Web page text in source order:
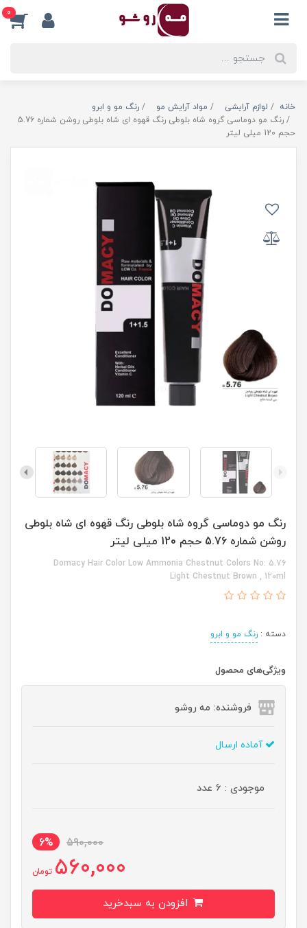
0
خانه لوازم آرایشی مواد آرایش مو
رنگ مو و ابرو
رنگ مو دوماسی گروه شاه بلوطی رنگ قهوه ای شاه بلوطی روشن شماره 5.76
حجم 120 میلی لیتر
رنگ مو دوماسی گروه شاه بلوطی رنگ قهوه ای شاه بلوطی
روشن شماره 5.76 حجم 120 میلی لیتر
Domacy Hair Color Low Ammonia Chestnut Colors No: 5.76
Light Chestnut Brown , 120ml
دسته : رنگ مو و ابرو
ویژگی‌های محصول
فروشنده: مه رو‌شو
آماده ارسال
موجودی : 6 عدد
590,000
6%
560,000 تومان